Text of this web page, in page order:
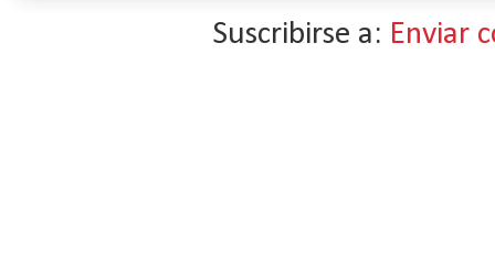
Suscribirse a: Enviar